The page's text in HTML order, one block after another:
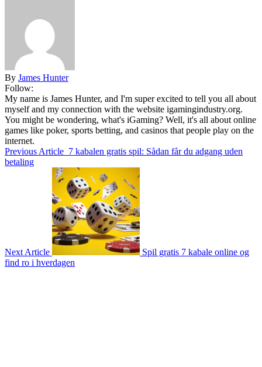
By James Hunter
Follow:
My name is James Hunter, and I'm super excited to tell you all about
myself and my connection with the website igamingindustry.org.
You might be wondering, what's iGaming? Well, it's all about online
games like poker, sports betting, and casinos that people play on the
internet.
Previous Article 7 kabalen gratis spil: Sådan får du adgang uden
betaling
Next Article
Spil gratis 7 kabale online og
find ro i hverdagen